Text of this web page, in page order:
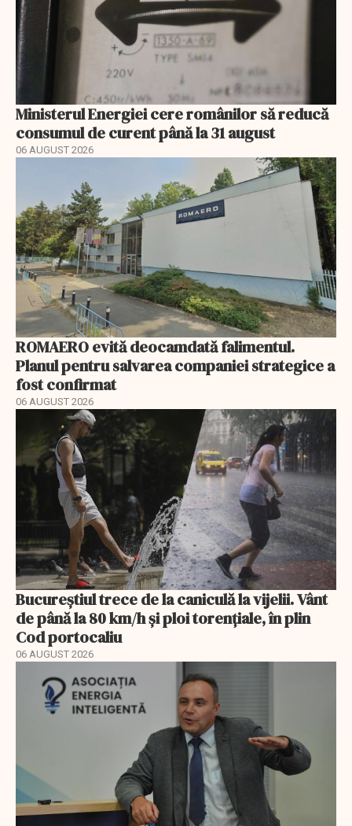
Ministerul Energiei cere românilor să reducă
consumul de curent până la 31 august
06 AUGUST 2026
ROMAERO evită deocamdată falimentul.
Planul pentru salvarea companiei strategice a
fost confirmat
06 AUGUST 2026
Bucureștiul trece de la caniculă la vijelii. Vânt
de până la 80 km/h și ploi torențiale, în plin
Cod portocaliu
06 AUGUST 2026